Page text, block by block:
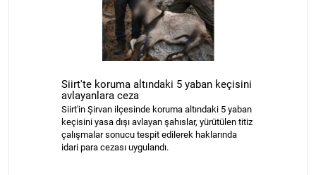
Siirt'te koruma altındaki 5 yaban keçisini
avlayanlara ceza
Siirt'in Şirvan ilçesinde koruma altındaki 5 yaban
keçisini yasa dışı avlayan şahıslar, yürütülen titiz
çalışmalar sonucu tespit edilerek haklarında
idari para cezası uygulandı.